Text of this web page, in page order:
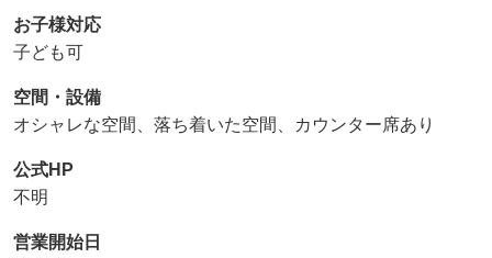
お子様対応
子ども可
空間・設備
オシャレな空間、落ち着いた空間、カウンター席あり
公式HP
不明
営業開始日